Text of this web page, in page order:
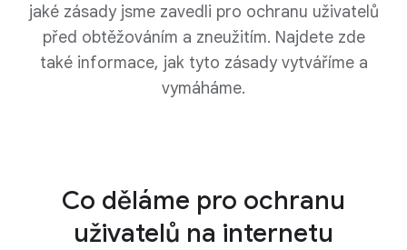
jaké zásady jsme zavedli pro ochranu uživatelů
před obtěžováním a zneužitím. Najdete zde
také informace, jak tyto zásady vytváříme a
vymáháme.
Co děláme pro ochranu
uživatelů na internetu